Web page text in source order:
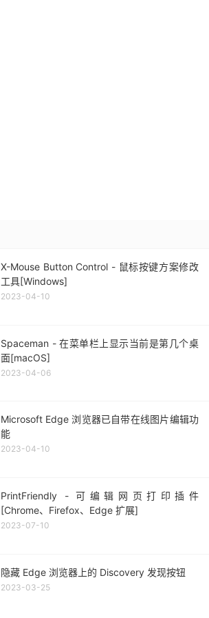
X-Mouse Button Control - 鼠标按键方案修改
工具[Windows]
2023-04-10
Spaceman - 在菜单栏上显示当前是第几个桌
面[macOS]
2023-04-06
Microsoft Edge 浏览器已自带在线图片编辑功
能
2023-04-10
PrintFriendly - 可编辑网页打印插件
[Chrome、Firefox、Edge 扩展]
2023-07-10
隐藏 Edge 浏览器上的 Discovery 发现按钮
2023-03-25